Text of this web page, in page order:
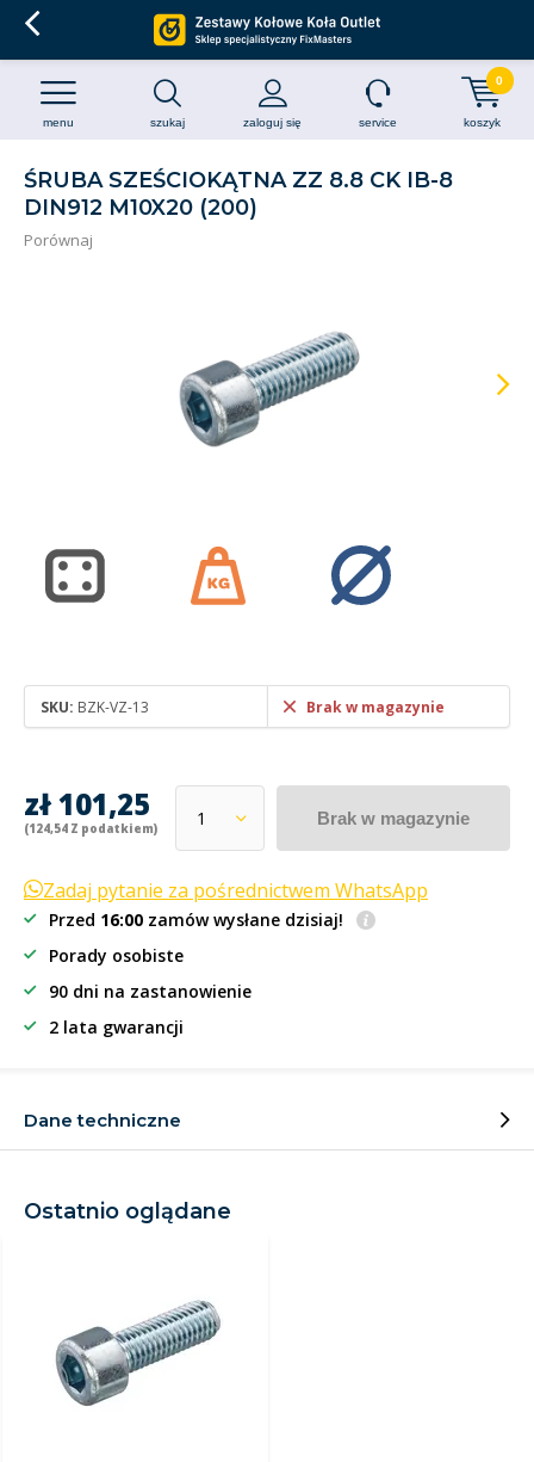
szukaj zaloguj się
menu service koszyk
0
ŚRUBA SZEŚCIOKĄTNA ZZ 8.8 CK IB-8
DIN912 M10X20 (200)
Porównaj
SKU: BZK-VZ-13 Brak w magazynie
zł 101,25
(124,54 Z podatkiem)
Brak w magazynie
Zadaj pytanie za pośrednictwem WhatsApp
Przed 16:00 zamów wysłane dzisiaj!
Porady osobiste
90 dni na zastanowienie
2 lata gwarancji
Dane techniczne
Ostatnio oglądane